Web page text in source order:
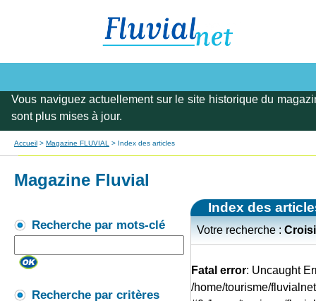
Vous naviguez actuellement sur le site historique du
sont plus mises à jour.
Accueil > Magazine FLUVIAL > Index des articles
Magazine Fluvial
Recherche par mots-clé
Recherche par critères
Index des
Votre recherche :
Fatal error: Uncaught
/home/tourisme/